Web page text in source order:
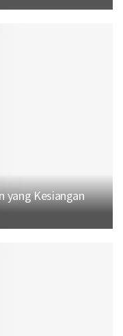
yang Kesiangan